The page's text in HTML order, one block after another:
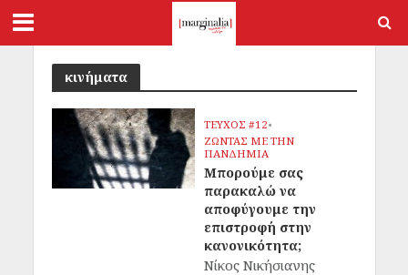
κινήματα
ΤΕΥΧΟΣ #12•
ΖΩΝΤΑΣ ΜΕ ΤΗΝ
ΠΑΝΔΗΜΙΑ
Μπορούμε σας
παρακαλώ να
αποφύγουμε την
επιστροφή στην
κανονικότητα;
Νίκος Νικήσιανης